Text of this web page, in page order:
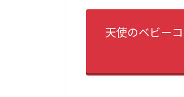
天使のベビー